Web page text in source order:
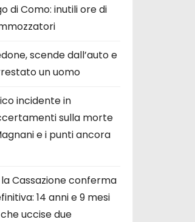
di Como: inutili ore di
scende dall’auto e
un uomo
incidente in
sulla morte
e i punti ancora
Cassazione conferma
14 anni e 9 mesi
uccise due